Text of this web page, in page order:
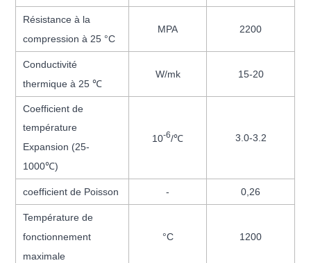
Résistance à la
compression à 25 °C
MPA 2200
Conductivité
thermique à 25 ℃
W/mk 15-20
Coefficient de
température
Expansion (25-
1000℃)
10-6/℃ 3.0-3.2
coefficient de Poisson - 0,26
Température de
fonctionnement
maximale
°C 1200